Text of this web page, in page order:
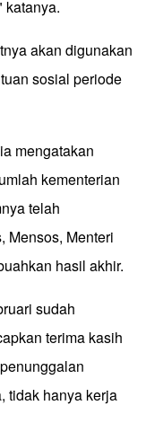
katanya.
akan digunakan
sosial periode
mengatakan
kementerian
telah
Mensos, Menteri
hasil akhir.
sudah
terima kasih
tidak hanya kerja